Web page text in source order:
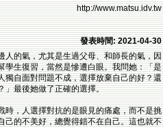
http://www.matsu.idv.tw
發表時間: 2021-04-30
人的氣，尤其是生過父母、和師長的氣，因
學生復習，當然是慘遭白眼。我問她：「是
獨自面對問題不成，選擇放棄自己的好？還
」最後她做了正確的選擇。
時，人選擇對抗的是眼見的痛處，而不是挑
己的不美好，總覺得錯不在自己。這也就不